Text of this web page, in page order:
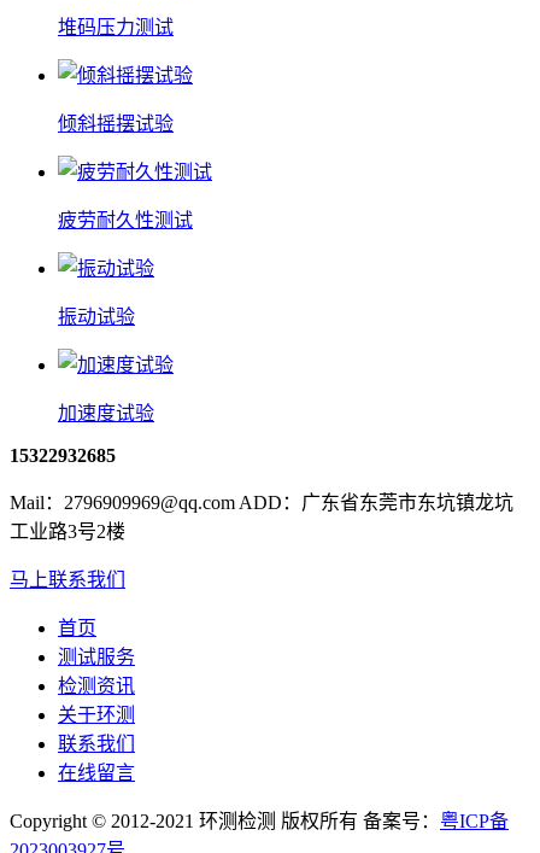
堆码压力测试
倾斜摇摆试验
疲劳耐久性测试
振动试验
加速度试验
15322932685
Mail：2796909969@qq.com ADD：广东省东莞市东坑镇龙坑
工业路3号2楼
马上联系我们
首页
测试服务
检测资讯
关于环测
联系我们
在线留言
Copyright © 2012-2021 环测检测 版权所有 备案号： 粤ICP备